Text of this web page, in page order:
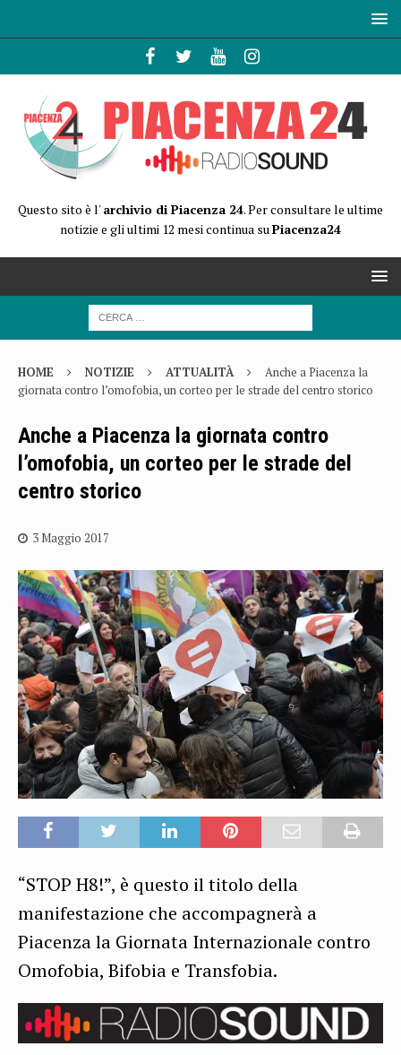
Questo sito è l'archivio di Piacenza 24. Per consultare le ultime
notizie e gli ultimi 12 mesi continua suPiacenza24
HOME NOTIZIE ATTUALITÀ
Anche a Piacenza la
giornata contro l’omofobia, un corteo per le strade del centro storico
Anche a Piacenza la giornata contro
l’omofobia, un corteo per le strade del
centro storico
3 Maggio 2017
“STOP H8!”, è questo il titolo della
manifestazione che accompagnerà a
Piacenza la Giornata Internazionale contro
Omofobia, Bifobia e Transfobia.